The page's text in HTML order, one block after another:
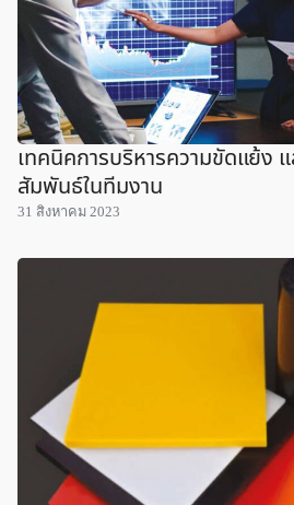
เทคนิคการบริหารความขัดแย้ง
สัมพันธ์ในทีมงาน
31 สิงหาคม 2023